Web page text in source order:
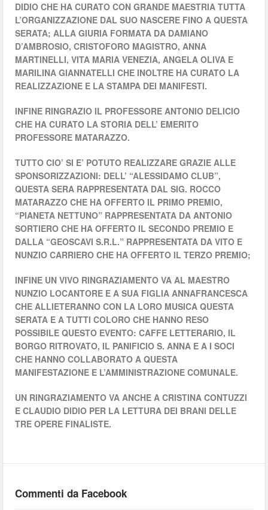
DIDIO CHE HA CURATO CON GRANDE MAESTRIA TUTTA
L’ORGANIZZAZIONE DAL SUO NASCERE FINO A QUESTA
SERATA; ALLA GIURIA FORMATA DA DAMIANO
D’AMBROSIO, CRISTOFORO MAGISTRO, ANNA
MARTINELLI, VITA MARIA VENEZIA, ANGELA OLIVA E
MARILINA GIANNATELLI CHE INOLTRE HA CURATO LA
REALIZZAZIONE E LA STAMPA DEI MANIFESTI.
INFINE RINGRAZIO IL PROFESSORE ANTONIO DELICIO
CHE HA CURATO LA STORIA DELL’ EMERITO
PROFESSORE MATARAZZO.
TUTTO CIO’ SI E’ POTUTO REALIZZARE GRAZIE ALLE
SPONSORIZZAZIONI: DELL’ “ALESSIDAMO CLUB”,
QUESTA SERA RAPPRESENTATA DAL SIG. ROCCO
MATARAZZO CHE HA OFFERTO IL PRIMO PREMIO,
“PIANETA NETTUNO” RAPPRESENTATA DA ANTONIO
SORTIERO CHE HA OFFERTO IL SECONDO PREMIO E
DALLA “GEOSCAVI S.R.L.” RAPPRESENTATA DA VITO E
NUNZIO CARRIERO CHE HA OFFERTO IL TERZO PREMIO;
INFINE UN VIVO RINGRAZIAMENTO VA AL MAESTRO
NUNZIO LOCANTORE E A SUA FIGLIA ANNAFRANCESCA
CHE ALLIETERANNO CON LA LORO MUSICA QUESTA
SERATA E A TUTTI COLORO CHE HANNO RESO
POSSIBILE QUESTO EVENTO: CAFFE LETTERARIO, IL
BORGO RITROVATO, IL PANIFICIO S. ANNA E A I SOCI
CHE HANNO COLLABORATO A QUESTA
MANIFESTAZIONE E L’AMMINISTRAZIONE COMUNALE.
UN RINGRAZIAMENTO VA ANCHE A CRISTINA CONTUZZI
E CLAUDIO DIDIO PER LA LETTURA DEI BRANI DELLE
TRE OPERE FINALISTE.
Commenti da Facebook